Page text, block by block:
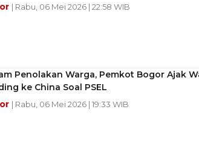
| Rabu, 06 Mei 2026 | 22:58 WIB
Penolakan Warga, Pemkot Bogor Ajak
ke China Soal PSEL
| Rabu, 06 Mei 2026 | 19:33 WIB